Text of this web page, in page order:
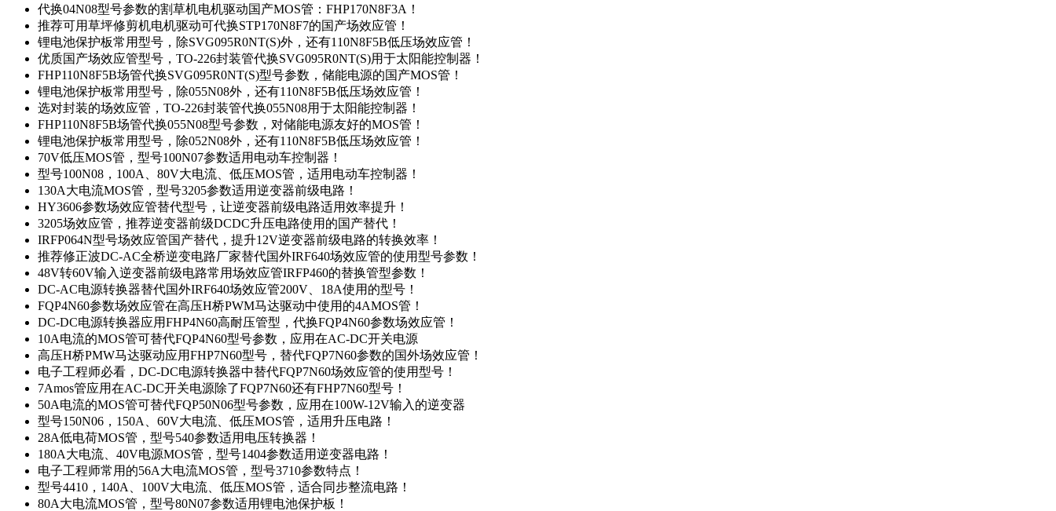
代换04N08型号参数的割草机电机驱动国产MOS管：FHP170N8F3A！
推荐可用草坪修剪机电机驱动可代换STP170N8F7的国产场效应管！
锂电池保护板常用型号，除SVG095R0NT(S)外，还有110N8F5B低压场效应管！
优质国产场效应管型号，TO-226封装管代换SVG095R0NT(S)用于太阳能控制器！
FHP110N8F5B场管代换SVG095R0NT(S)型号参数，储能电源的国产MOS管！
锂电池保护板常用型号，除055N08外，还有110N8F5B低压场效应管！
选对封装的场效应管，TO-226封装管代换055N08用于太阳能控制器！
FHP110N8F5B场管代换055N08型号参数，对储能电源友好的MOS管！
锂电池保护板常用型号，除052N08外，还有110N8F5B低压场效应管！
70V低压MOS管，型号100N07参数适用电动车控制器！
型号100N08，100A、80V大电流、低压MOS管，适用电动车控制器！
130A大电流MOS管，型号3205参数适用逆变器前级电路！
HY3606参数场效应管替代型号，让逆变器前级电路适用效率提升！
3205场效应管，推荐逆变器前级DCDC升压电路使用的国产替代！
IRFP064N型号场效应管国产替代，提升12V逆变器前级电路的转换效率！
推荐修正波DC-AC全桥逆变电路厂家替代国外IRF640场效应管的使用型号参数！
48V转60V输入逆变器前级电路常用场效应管IRFP460的替换管型参数！
DC-AC电源转换器替代国外IRF640场效应管200V、18A使用的型号！
FQP4N60参数场效应管在高压H桥PWM马达驱动中使用的4AMOS管！
DC-DC电源转换器应用FHP4N60高耐压管型，代换FQP4N60参数场效应管！
10A电流的MOS管可替代FQP4N60型号参数，应用在AC-DC开关电源
高压H桥PMW马达驱动应用FHP7N60型号，替代FQP7N60参数的国外场效应管！
电子工程师必看，DC-DC电源转换器中替代FQP7N60场效应管的使用型号！
7Amos管应用在AC-DC开关电源除了FQP7N60还有FHP7N60型号！
50A电流的MOS管可替代FQP50N06型号参数，应用在100W-12V输入的逆变器
型号150N06，150A、60V大电流、低压MOS管，适用升压电路！
28A低电荷MOS管，型号540参数适用电压转换器！
180A大电流、40V电源MOS管，型号1404参数适用逆变器电路！
电子工程师常用的56A大电流MOS管，型号3710参数特点！
型号4410，140A、100V大电流、低压MOS管，适合同步整流电路！
80A大电流MOS管，型号80N07参数适用锂电池保护板！